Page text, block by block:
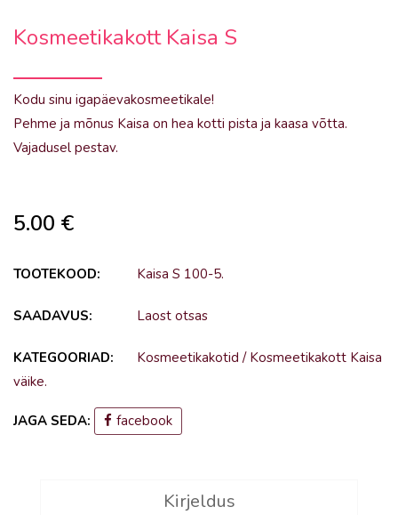
Kosmeetikakott Kaisa S
Kodu sinu igapäevakosmeetikale!
Pehme ja mõnus Kaisa on hea kotti pista ja kaasa võtta.
Vajadusel pestav.
5.00 €
TOOTEKOOD: Kaisa S 100-5.
SAADAVUS: Laost otsas
KATEGOORIAD: Kosmeetikakotid / Kosmeetikakott Kaisa
väike.
JAGA SEDA: facebook
Kirjeldus